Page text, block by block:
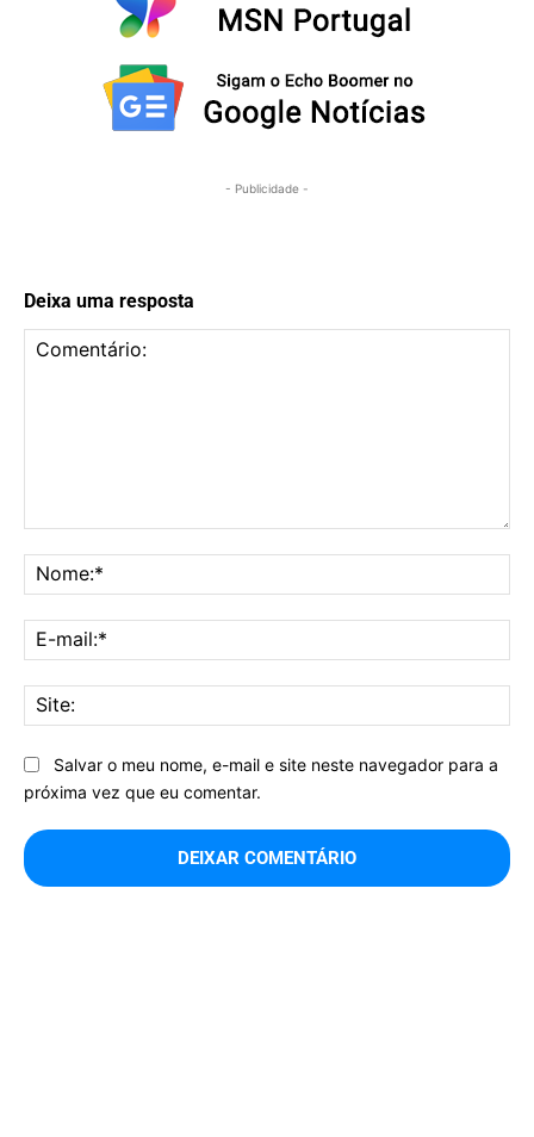
- Publicidade -
Deixa uma resposta
Salvar o meu nome, e-mail e site neste navegador para a
próxima vez que eu comentar.